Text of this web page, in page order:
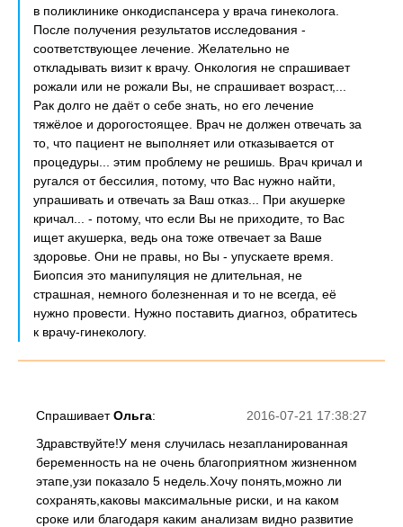
в поликлинике онкодиспансера у врача гинеколога.
После получения результатов исследования -
соответствующее лечение. Желательно не
откладывать визит к врачу. Онкология не спрашивает
рожали или не рожали Вы, не спрашивает возраст,...
Рак долго не даёт о себе знать, но его лечение
тяжёлое и дорогостоящее. Врач не должен отвечать за
то, что пациент не выполняет или отказывается от
процедуры... этим проблему не решишь. Врач кричал и
ругался от бессилия, потому, что Вас нужно найти,
упрашивать и отвечать за Ваш отказ... При акушерке
кричал... - потому, что если Вы не приходите, то Вас
ищет акушерка, ведь она тоже отвечает за Ваше
здоровье. Они не правы, но Вы - упускаете время.
Биопсия это манипуляция не длительная, не
страшная, немного болезненная и то не всегда, её
нужно провести. Нужно поставить диагноз, обратитесь
к врачу-гинекологу.
2016-07-21 17:38:27
СпрашиваетОльга:
Здравствуйте!У меня случилась незапланированная
беременность на не очень благоприятном жизненном
этапе,узи показало 5 недель.Хочу понять,можно ли
сохранять,каковы максимальные риски, и на каком
сроке или благодаря каким анализам видно развитие